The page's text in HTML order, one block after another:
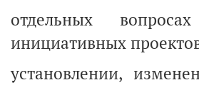
отдельных
инициативных
установлении,